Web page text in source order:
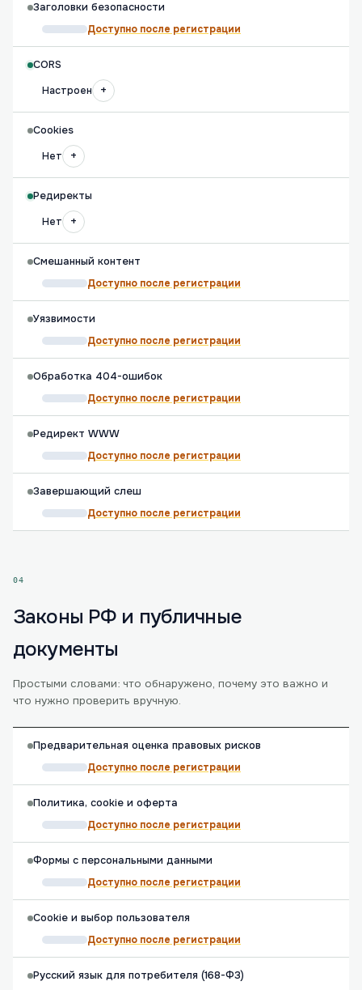
Заголовки безопасности
Доступно после регистрации
CORS
Настроен
+
Cookies
Нет
+
Редиректы
Нет
+
Смешанный контент
Доступно после регистрации
Уязвимости
Доступно после регистрации
Обработка 404-ошибок
Доступно после регистрации
Редирект WWW
Доступно после регистрации
Завершающий слеш
Доступно после регистрации
04
Законы РФ и публичные
документы
Простыми словами: что обнаружено, почему это важно и
что нужно проверить вручную.
Предварительная оценка правовых рисков
Доступно после регистрации
Политика, cookie и оферта
Доступно после регистрации
Формы с персональными данными
Доступно после регистрации
Cookie и выбор пользователя
Доступно после регистрации
Русский язык для потребителя (168-ФЗ)